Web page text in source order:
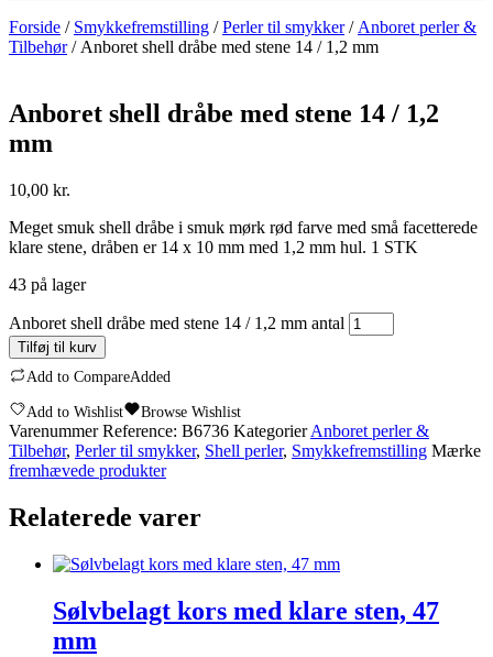
Forside / Smykkefremstilling /Perler til smykker/ Anboret perler &
Tilbehør/ Anboret shell dråbe med stene 14 / 1,2 mm
Anboret shell dråbe med stene 14 / 1,2
mm
10,00 kr.
Meget smuk shell dråbe i smuk mørk rød farve med små facetterede
klare stene, dråben er 14 x 10 mm med 1,2 mm hul. 1 STK
43 på lager
Anboret shell dråbe med stene 14 / 1,2 mm antal
Tilføj til kurv
Add to CompareAdded
Add to Wishlist Browse Wishlist
VarenummerReference: B6736 Kategorier Anboret perler &
Tilbehør, Perler til smykker, Shell perler, Smykkefremstilling Mærke
fremhævede produkter
Relaterede varer
Sølvbelagt kors med klare sten, 47
mm